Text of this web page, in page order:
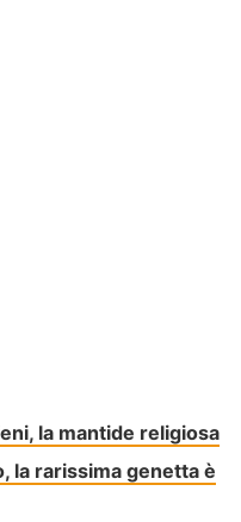
la mantide religiosa
la rarissima genetta è